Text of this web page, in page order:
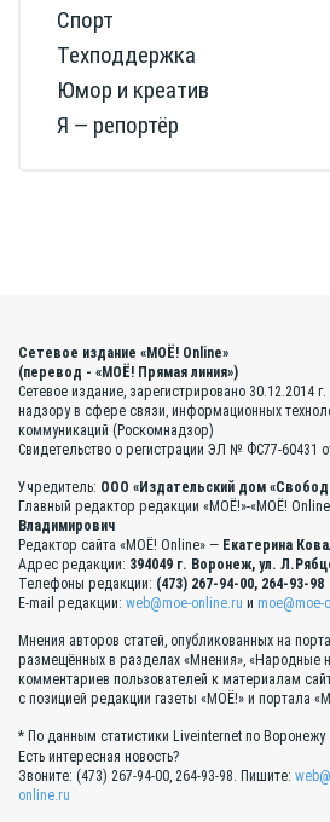
Спорт
Техподдержка
Юмор и креатив
Я — репортёр
Сетевое издание «МОЁ! Online»
(перевод - «МОЁ! Прямая линия»)
Сетевое издание, зарегистрировано 30.12.2014
надзору в сфере связи, информационных
коммуникаций (Роскомнадзор)
Свидетельство о регистрации ЭЛ № ФС77-60431
Учредитель: ООО «Издательский дом
Главный редактор редакции «МОЁ!»-«МОЁ!
Владимирович
Редактор сайта «МОЁ! Online» — Екатерина
Адрес редакции: 394049 г. Воронеж, ул.
Телефоны редакции: (473) 267-94-00, 264-93-98
E-mail редакции: web@moe-online.ru и moe@moe-
Мнения авторов статей, опубликованных на
размещённых в разделах «Мнения», «Народные
комментариев пользователей к материалам
с позицией редакции газеты «МОЁ!» и портала
* По данным статистики Liveinternet по Воронежу
Есть интересная новость?
Звоните: (473) 267-94-00, 264-93-98. Пишите:
online.ru